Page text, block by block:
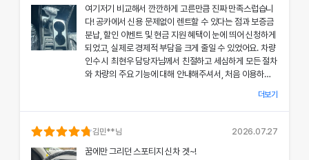
공카의 본부 직거래 시스템으로 중간 마진 없이 합리적인
렌트료를 제공받았고, 즉시 출고되는 신차 덕분에 긴급 상
황에서도 차질 없이 차량을 이용할 수 있었던 점이 특히 인
상 깊었어요.
쏘나타의 세련된 디자인과 최신 편의 기능, 그리고 안전 장
치에 대한 세심한 관리가 직접 눈으로 확인되면서 전체적인
다시 이용하고 싶은 강력한 동기가 되었어요.
돋보여 제게 잊지 못할 기억으로 남았으며, 이 만족스러운
여기저기 비교해서 깐깐하게 고른만큼 진짜 만족스럽습니
다! 공카에서 신용 문제없이 렌트할 수 있다는 점과 보증금
분납, 할인 이벤트 및 현금 지원 혜택이 눈에 띄어 신청하게
되었고, 실제로 경제적 부담을 크게 줄일 수 있었어요. 차량
인수 시 최현우 담당자님께서 친절하고 세심하게 모든 절차
와 차량의 주요 기능에 대해 안내해주셔서, 처음 이용하는
공카의 본부 직거래 시스템 덕분에 렌트료가 매우 합리적으
로 책정되었고, 필요할 때마다 즉시 출고되는 신차 시스템
은 제 일정에 맞춰 안정적으로 차량을 이용할 수 있도록 도
와주었어요.
더보기
김민**님 2026.07.27
꿈에만 그리던 스포티지 신차 겟~!
'(주)공카'는 (이하 '회사'는) 고객님의 개인정보를 중요시하며, "정보
통신망 이용촉진 및 정보보호"에 관한 법률을 준수하고 있습니다.